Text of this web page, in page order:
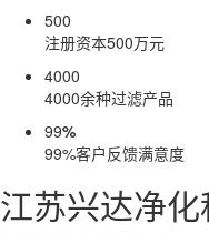
500
注册资本500万元
4000
4000余种过滤产品
99%
99%客户反馈满意度
江苏兴达净